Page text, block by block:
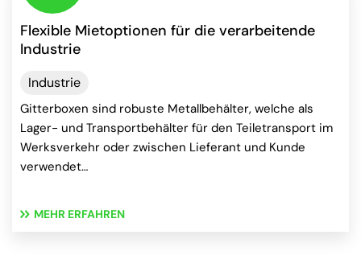
Flexible Mietoptionen für die verarbeitende
Industrie
Industrie
Gitterboxen sind robuste Metallbehälter, welche als
Lager- und Transportbehälter für den Teiletransport im
Werksverkehr oder zwischen Lieferant und Kunde
verwendet…
MEHR ERFAHREN